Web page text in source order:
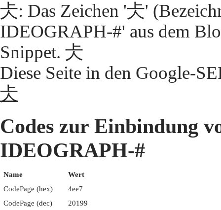
仧: Das Zeichen '仧'
IDEOGRAPH-#' aus dem
Snippet. 仧
Diese Seite in den Google-
仧
Codes zur Einbindung
IDEOGRAPH-#
Name
Wert
CodePage (hex)
4ee7
CodePage (dec)
20199